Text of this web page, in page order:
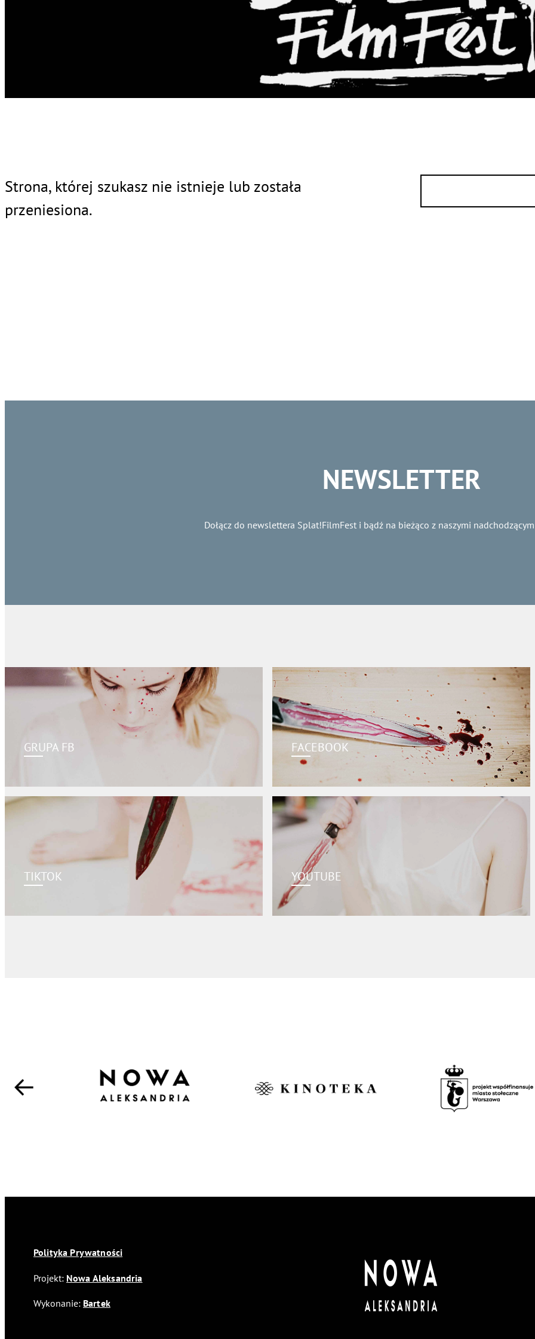
Strona, której szukasz nie istnieje lub została
przeniesiona.
NEWSLETTER
Dołącz do newslettera Splat!FilmFest i bądź na bieżąco z naszymi
GRUPA FB FACEBOOK
TIKTOK YOUTUBE
Polityka Prywatności
Projekt: Nowa Aleksandria
Wykonanie: Bartek